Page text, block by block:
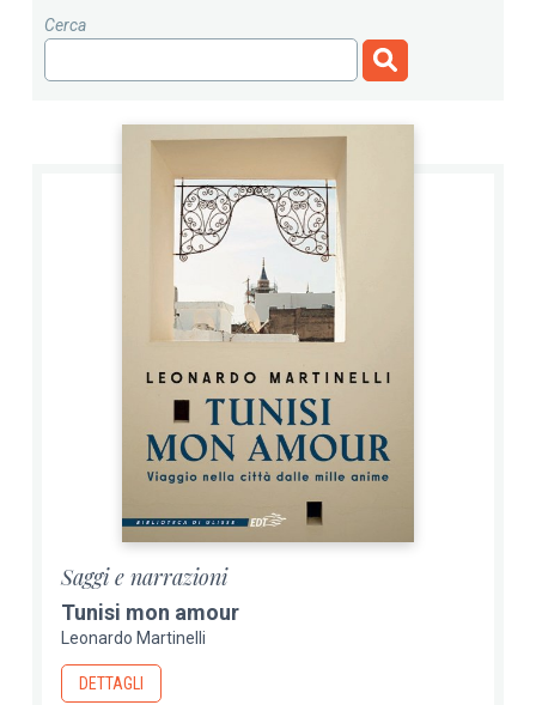
Cerca
Saggi e narrazioni
Tunisi mon amour
Leonardo Martinelli
DETTAGLI